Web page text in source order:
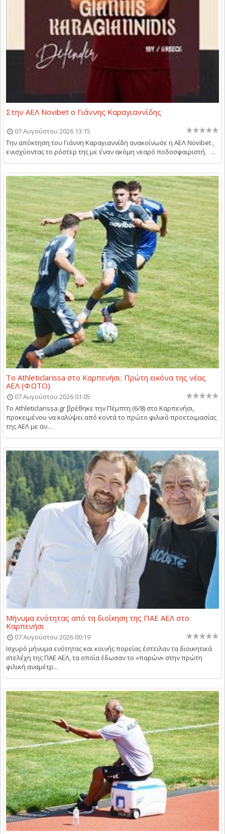
Στην ΑΕΛ Novibet ο Γιάννης Καραγιαννίδης
07 Αυγούστου 2026 13:15
Την απόκτηση του Γιάννη Καραγιαννίδη ανακοίνωσε η ΑΕΛ Novibet ,
ενισχύοντας το ρόστερ της με έναν ακόμη νεαρό ποδοσφαιριστή. ...
Το Athleticlarissa στο Καρπενήσι: Πρώτη εικόνα της νέας
ΑΕΛ (ΦΩΤΟ)
07 Αυγούστου 2026 01:05
Το Athleticlarissa.gr βρέθηκε την Πέμπτη (6/8) στο Καρπενήσι,
προκειμένου να καλύψει από κοντά το πρώτο φιλικό προετοιμασίας
της ΑΕΛ με αν...
Μήνυμα ενότητας από τη διοίκηση της ΠΑΕ ΑΕΛ στο
Καρπενήσι
07 Αυγούστου 2026 00:19
Ισχυρό μήνυμα ενότητας και κοινής πορείας έστειλαν τα διοικητικά
στελέχη της ΠΑΕ ΑΕΛ, τα οποία έδωσαν το «παρών» στην πρώτη
φιλική αναμέτρ...